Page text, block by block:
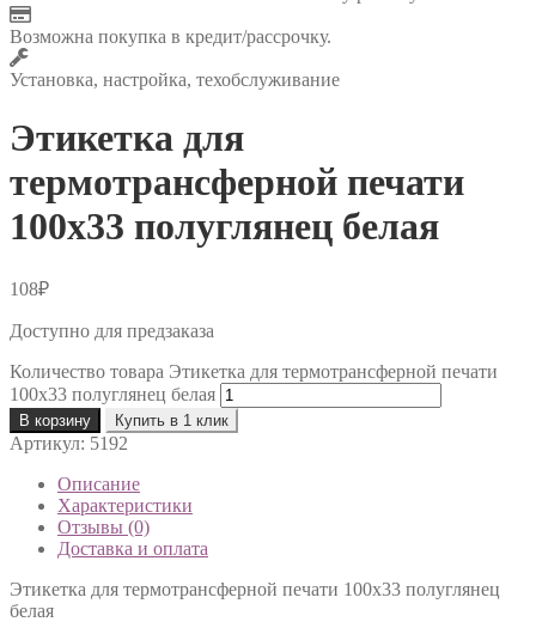
Возможна покупка в кредит/рассрочку.
Установка, настройка, техобслуживание
Этикетка для
термотрансферной печати
100х33 полуглянец белая
108₽
Доступно для предзаказа
Количество товара Этикетка для термотрансферной печати
100х33 полуглянец белая
В корзину Купить в 1 клик
Артикул: 5192
Описание
Характеристики
Отзывы (0)
Доставка и оплата
Этикетка для термотрансферной печати 100х33 полуглянец
белая